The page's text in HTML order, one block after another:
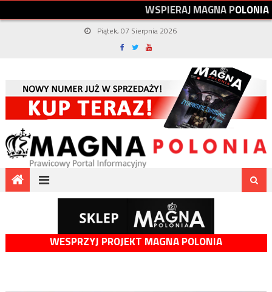
WSPIERAJMAGNAPOLONIA
Piątek, 07 Sierpnia 2026
WESPRZYJ PROJEKT MAGNA POLONIA